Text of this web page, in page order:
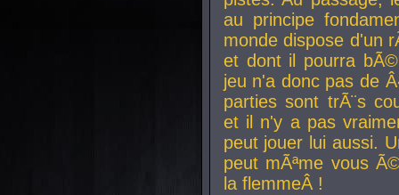
au principe
monde dispose d'un
et dont il pourra
jeu n'a donc pas de
parties sont trÃ¨s
et il n'y a pas
peut jouer lui aussi.
peut mÃªme vous
la flemmeÂ !